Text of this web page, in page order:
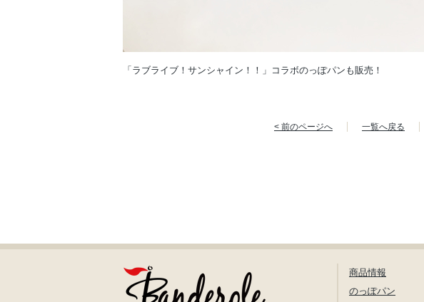
「ラブライブ！サンシャイン！！」コラボのっぽパンも販売！
< 前のページへ 一覧へ戻る
商品情報
のっぽパン